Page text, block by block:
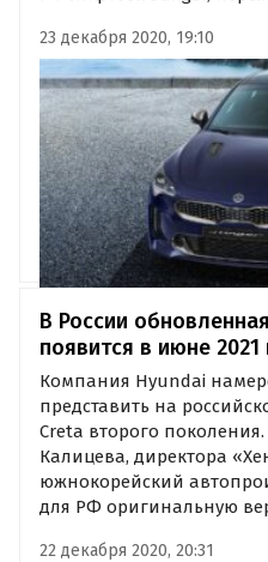
будет увидеть в 2021 году.
23 декабря 2020, 19:10
В России
появится в июне 2021
Компания Hyundai
представить на
Creta второго
Калицева, директора
южнокорейский
для РФ оригинальную
22 декабря 2020, 20:31